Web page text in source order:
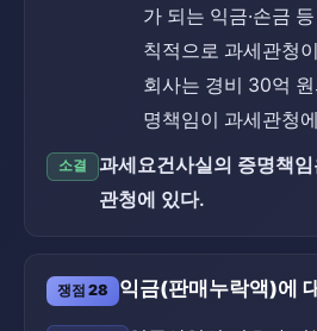
가 되는 익금·손금
칙적으로 과세관청
회사는 경비 30억
명책임이 과세관청
소결
과세요건사실의 증명책
관청에 있다.
쟁점 28 익금(판매누락액)에